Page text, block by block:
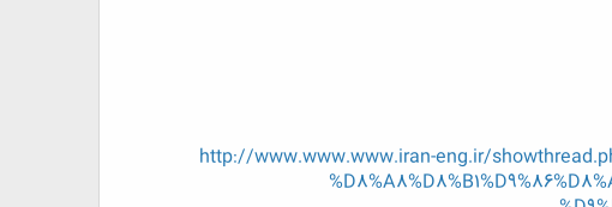
http://www.www.www.iran-eng.ir/